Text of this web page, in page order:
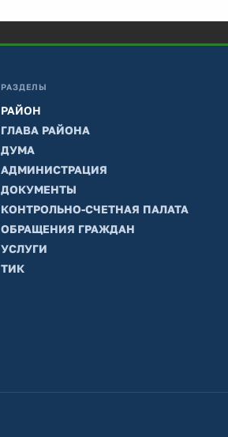
РАЗДЕЛЫ
РАЙОН
ГЛАВА РАЙОНА
ДУМА
АДМИНИСТРАЦИЯ
ДОКУМЕНТЫ
КОНТРОЛЬНО-СЧЕТНАЯ ПАЛАТА
ОБРАЩЕНИЯ ГРАЖДАН
УСЛУГИ
ТИК